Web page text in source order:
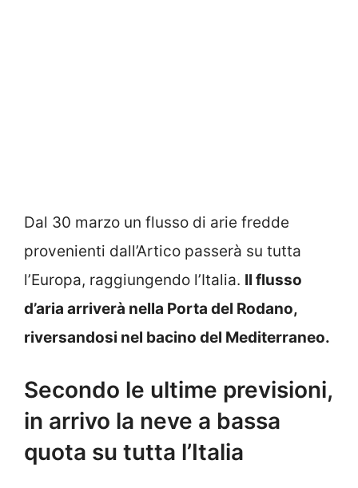
Dal 30 marzo un flusso di arie fredde
provenienti dall’Artico passerà su tutta
l’Europa, raggiungendo l’Italia. Il flusso
d’aria arriverà nella Porta del Rodano,
riversandosi nel bacino del Mediterraneo.
Secondo le ultime previsioni,
in arrivo la neve a bassa
quota su tutta l’Italia